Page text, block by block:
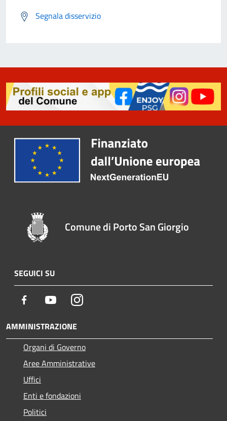
Segnala disservizio
Comune di Porto San Giorgio
SEGUICI SU
Facebook YoutubeInstagram
AMMINISTRAZIONE
Organi di Governo
Aree Amministrative
Uffici
Enti e fondazioni
Politici